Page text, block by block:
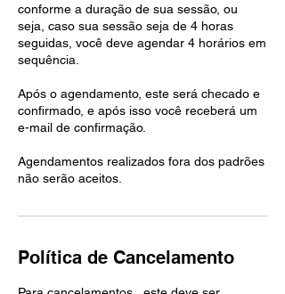
conforme a duração de sua sessão, ou
seja, caso sua sessão seja de 4 horas
seguidas, você deve agendar 4 horários em
sequência.
Após o agendamento, este será checado e
confirmado, e após isso você receberá um
e-mail de confirmação.
Agendamentos realizados fora dos padrões
não serão aceitos.
Política de Cancelamento